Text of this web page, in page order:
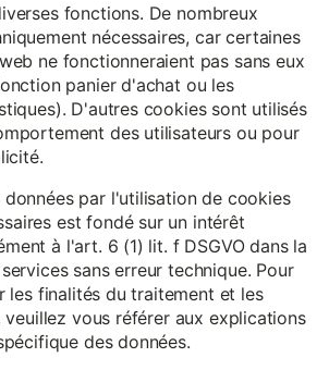
fonctions. De nombreux
nécessaires, car certaines
ne fonctionneraient pas sans eux
panier d'achat ou les
D'autres cookies sont utilisés
des utilisateurs ou pour
par l'utilisation de cookies
est fondé sur un intérêt
à l'art. 6 (1) lit. f DSGVO dans la
sans erreur technique. Pour
les finalités du traitement et les
vous référer aux explications
des données.